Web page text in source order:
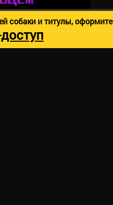
собаки и титулы, оформите